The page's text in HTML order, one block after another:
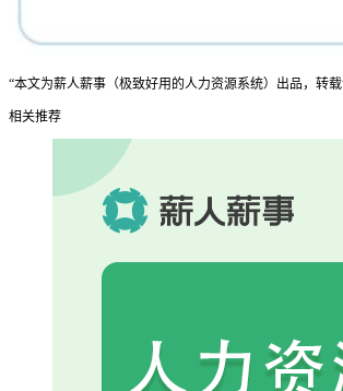
“本文为薪人薪事（极致好用的人力资源系统）出品，转
相关推荐